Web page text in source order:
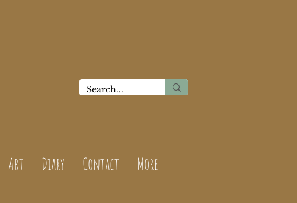
Art Diary Contact More